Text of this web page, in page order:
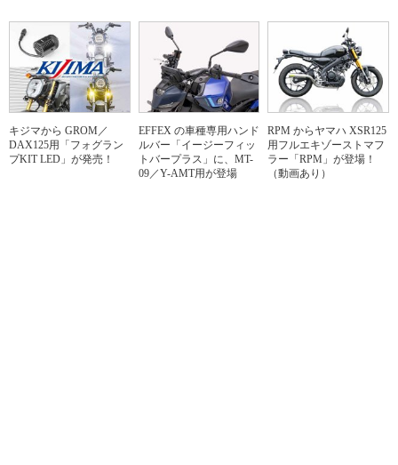
キジマから GROM／
DAX125用「フォグラン
プKIT LED」が発売！
EFFEX の車種専用ハンド
ルバー「イージーフィッ
トバープラス」に、MT-
09／Y-AMT用が登場
RPM からヤマハ XSR125
用フルエキゾーストマフ
ラー「RPM」が登場！
（動画あり）